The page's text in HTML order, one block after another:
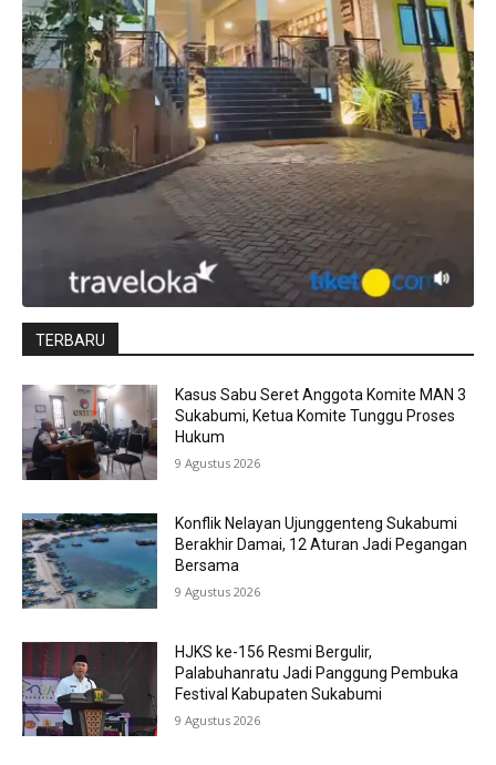
TERBARU
Kasus Sabu Seret Anggota Komite MAN 3
Sukabumi, Ketua Komite Tunggu Proses
Hukum
9 Agustus 2026
Konflik Nelayan Ujunggenteng Sukabumi
Berakhir Damai, 12 Aturan Jadi Pegangan
Bersama
9 Agustus 2026
HJKS ke-156 Resmi Bergulir,
Palabuhanratu Jadi Panggung Pembuka
Festival Kabupaten Sukabumi
9 Agustus 2026